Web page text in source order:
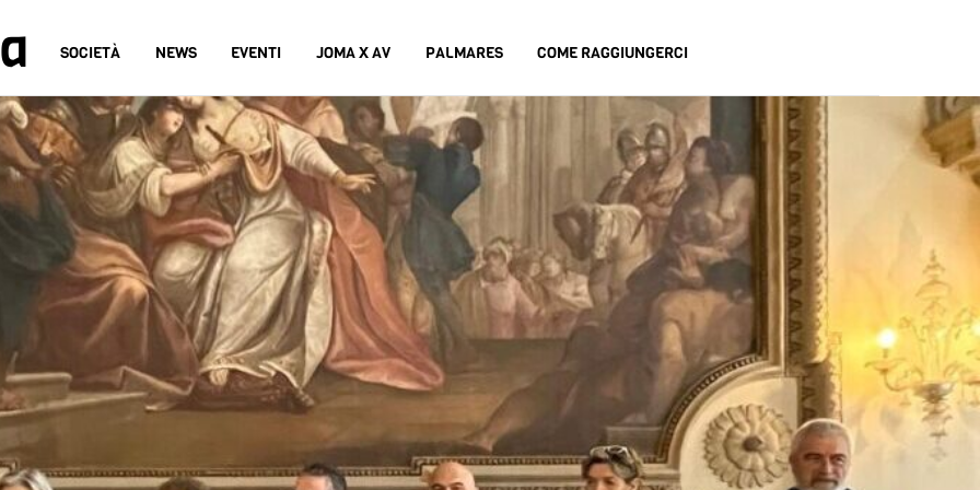
SOCIETÀ NEWS EVENTI JOMA X AV PALMARES COME RAGGIUNGERCI